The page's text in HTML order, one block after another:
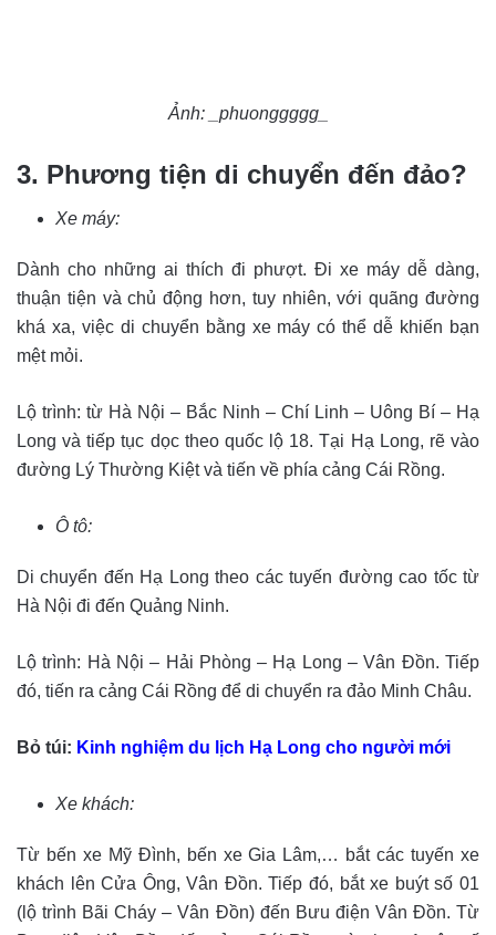
Ảnh: _phuonggggg_
3. Phương tiện di chuyển đến đảo?
Xe máy:
Dành cho những ai thích đi phượt. Đi xe máy dễ dàng,
thuận tiện và chủ động hơn, tuy nhiên, với quãng đường
khá xa, việc di chuyển bằng xe máy có thể dễ khiến bạn
mệt mỏi.
Lộ trình: từ Hà Nội – Bắc Ninh – Chí Linh – Uông Bí – Hạ
Long và tiếp tục dọc theo quốc lộ 18. Tại Hạ Long, rẽ vào
đường Lý Thường Kiệt và tiến về phía cảng Cái Rồng.
Ô tô:
Di chuyển đến Hạ Long theo các tuyến đường cao tốc từ
Hà Nội đi đến Quảng Ninh.
Lộ trình: Hà Nội – Hải Phòng – Hạ Long – Vân Đồn. Tiếp
đó, tiến ra cảng Cái Rồng để di chuyển ra đảo Minh Châu.
Bỏ túi: Kinh nghiệm du lịch Hạ Long cho người mới
Xe khách:
Từ bến xe Mỹ Đình, bến xe Gia Lâm,… bắt các tuyến xe
khách lên Cửa Ông, Vân Đồn. Tiếp đó, bắt xe buýt số 01
(lộ trình Bãi Cháy – Vân Đồn) đến Bưu điện Vân Đồn. Từ